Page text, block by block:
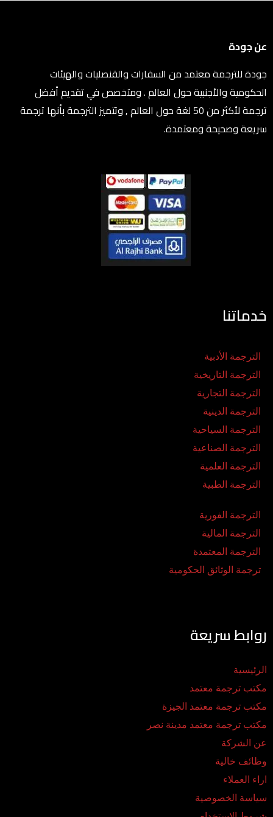
عن جودة
جودة للترجمة معتمد من السفارات والقنصليات والهيئات
الحكومية والأجنبية حول العالم . ومتخصص في تقديم أفضل
ترجمة لأكثر من 50 لغة حول العالم , وتتميز الترجمة بأنها ترجمة
سريعة وصحيحة ومعتمدة.
خدماتنا
الترجمة الأدبية
الترجمة التاريخية
الترجمة التجارية
الترجمة الدينية
الترجمة السياحية
الترجمة الصناعية
الترجمة العلمية
الترجمة الطبية
الترجمة الفورية
الترجمة المالية
الترجمة المعتمدة
ترجمة الوثائق الحكومية
روابط سريعة
الرئيسية
مكتب ترجمة معتمد
مكتب ترجمة معتمد الجيزة
مكتب ترجمة معتمد مدينة نصر
عن الشركة
وظائف خالية
اراء العملاء
سياسة الخصوصية